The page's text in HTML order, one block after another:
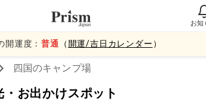
お
開運度：普通 （ 開運/吉日カレンダー ）
四国のキャンプ場
お出かけスポット